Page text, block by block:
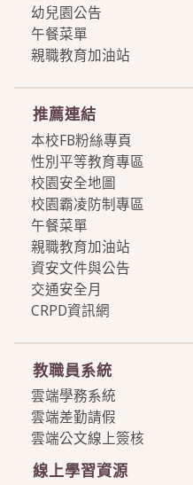
幼兒園公告
午餐菜單
親職教育加油站
推薦連結
本校FB粉絲專頁
性別平等教育專區
校園安全地圖
校園霸凌防制專區
午餐菜單
親職教育加油站
資安文件與公告
交通安全月
CRPD資訊網
教職員系統
雲端學務系統
雲端差勤請假
雲端公文線上簽核
線上學習資源